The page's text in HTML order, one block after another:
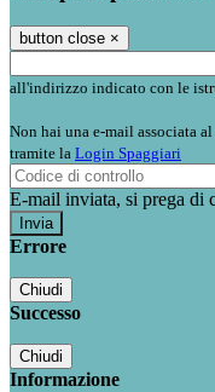
button close ×
all'indirizzo indicato con le
Non hai una e-mail associata
tramite la Login Spaggiari
E-mail inviata, si prega di
Errore
Chiudi
Successo
Chiudi
Informazione